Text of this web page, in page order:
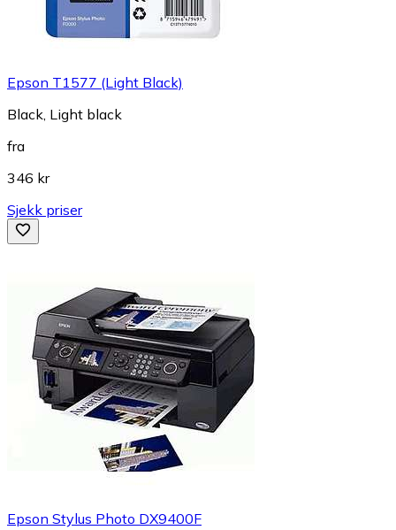
Epson T1577 (Light Black)
Black, Light black
fra
346 kr
Sjekk priser
Epson Stylus Photo DX9400F